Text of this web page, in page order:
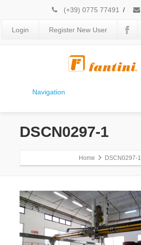
(+39) 0775 77491 /
Login Register New User
Navigation
DSCN0297-1
Home DSCN0297-1